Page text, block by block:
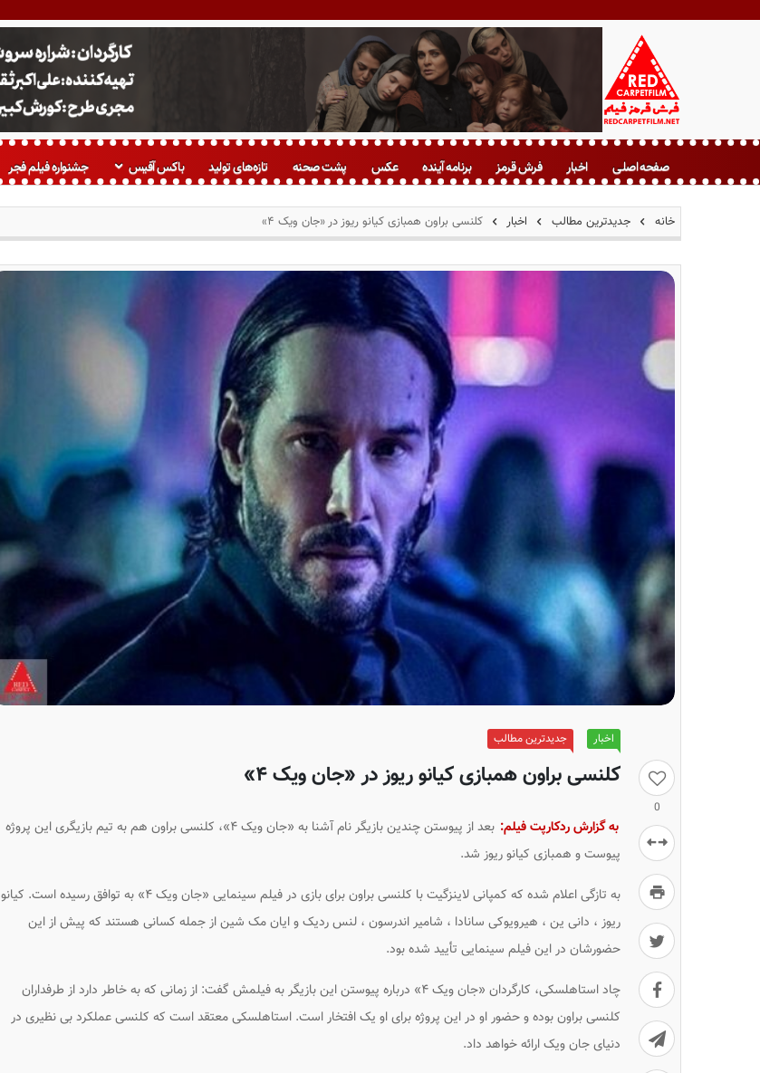
ف
ش
م
ز
صفحه اصلی اخبار فرش قرمز برنامه آینده عکس پشت صحنه تازه‌های تولید باکس آفیس جشنواره فیلم فجر
خانه جدیدترین مطالب اخبار کلنسی براون همبازی کیانو ریوز در «جان ویک ۴»
0
اخبار جدیدترین مطالب
کلنسی براون همبازی کیانو ریوز در «جان ویک ۴»
به گزارش ردکارپت فیلم:
بعد از پیوستن چندین بازیگر نام آشنا به «جان ویک ۴»، کلنسی براون هم به تیم بازیگری این پروژه
پیوست و همبازی کیانو ریوز شد.
به تازگی اعلام شده که کمپانی لاینزگیت با کلنسی براون برای بازی در فیلم سینمایی «جان ویک ۴» به توافق رسیده است. کیانو
ریوز ، دانی ین ، هیرویوکی سانادا ، شامیر اندرسون ، لنس ردیک و ایان مک شین از جمله کسانی هستند که پیش از این
حضورشان در این فیلم سینمایی تأیید شده بود.
چاد استاهلسکی، کارگردان «جان ویک ۴» درباره پیوستن این بازیگر به فیلمش گفت: از زمانی که به خاطر دارد از طرفداران
کلنسی براون بوده و حضور او در این پروژه برای او یک افتخار است. استاهلسکی معتقد است که کلنسی عملکرد بی نظیری در
دنیای جان ویک ارائه خواهد داد.